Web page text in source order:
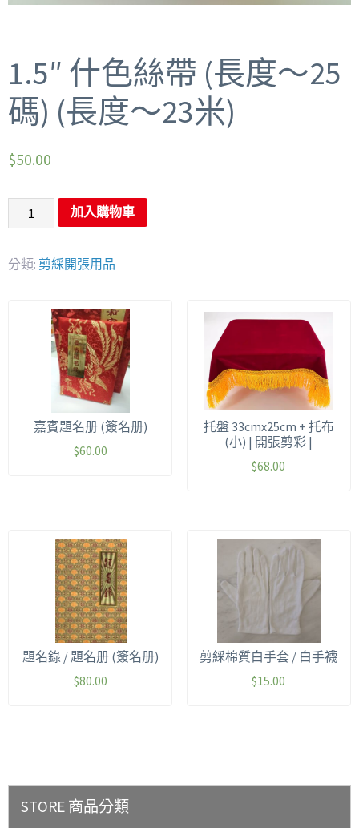
1.5″ 什色絲帶 (長度～25
碼) (長度～23米)
$50.00
加入購物車
分類: 剪綵開張用品
嘉賓題名册 (簽名册)
$60.00
托盤 33cmx25cm + 托布
(小) | 開張剪彩 |
$68.00
題名錄 / 題名册 (簽名册)
$80.00
剪綵棉質白手套 / 白手襪
$15.00
STORE 商品分類